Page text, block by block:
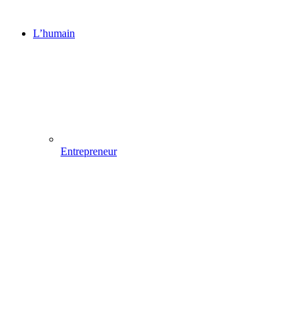
L’humain
Entrepreneur